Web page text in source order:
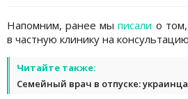
Напомним, ранее мыписали о том,
в частную клинику на
Читайте также:
Cемейный врач в отпуске: